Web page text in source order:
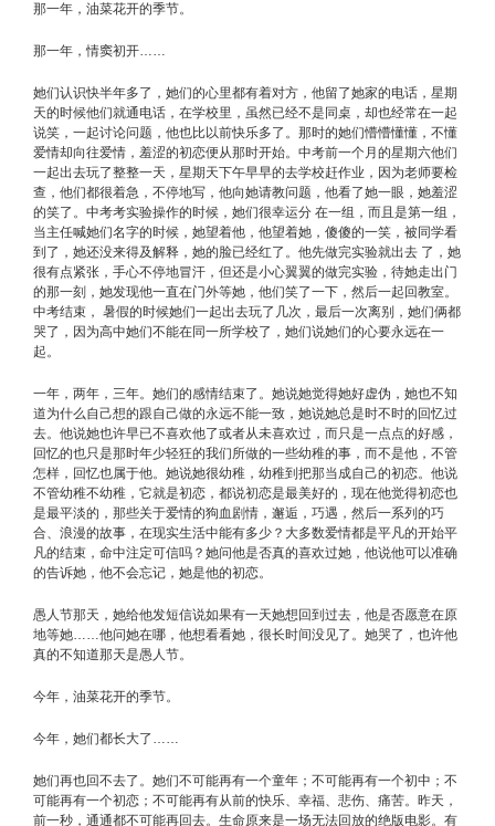
那一年，油菜花开的季节。
那一年，情窦初开……
她们认识快半年多了，她们的心里都有着对方，他留了她家的电话，星期
天的时候他们就通电话，在学校里，虽然已经不是同桌，却也经常在一起
说笑，一起讨论问题，他也比以前快乐多了。那时的她们懵懵懂懂，不懂
爱情却向往爱情，羞涩的初恋便从那时开始。中考前一个月的星期六他们
一起出去玩了整整一天，星期天下午早早的去学校赶作业，因为老师要检
查，他们都很着急，不停地写，他向她请教问题，他看了她一眼，她羞涩
的笑了。中考考实验操作的时候，她们很幸运分 在一组，而且是第一组，
当主任喊她们名字的时候，她望着他，他望着她，傻傻的一笑，被同学看
到了，她还没来得及解释，她的脸已经红了。他先做完实验就出去 了，她
很有点紧张，手心不停地冒汗，但还是小心翼翼的做完实验，待她走出门
的那一刻，她发现他一直在门外等她，他们笑了一下，然后一起回教室。
中考结束， 暑假的时候她们一起出去玩了几次，最后一次离别，她们俩都
哭了，因为高中她们不能在同一所学校了，她们说她们的心要永远在一
起。
一年，两年，三年。她们的感情结束了。她说她觉得她好虚伪，她也不知
道为什么自己想的跟自己做的永远不能一致，她说她总是时不时的回忆过
去。他说她也许早已不喜欢他了或者从未喜欢过，而只是一点点的好感，
回忆的也只是那时年少轻狂的我们所做的一些幼稚的事，而不是他，不管
怎样，回忆也属于他。她说她很幼稚，幼稚到把那当成自己的初恋。他说
不管幼稚不幼稚，它就是初恋，都说初恋是最美好的，现在他觉得初恋也
是最平淡的，那些关于爱情的狗血剧情，邂逅，巧遇，然后一系列的巧
合、浪漫的故事，在现实生活中能有多少？大多数爱情都是平凡的开始平
凡的结束，命中注定可信吗？她问他是否真的喜欢过她，他说他可以准确
的告诉她，他不会忘记，她是他的初恋。
愚人节那天，她给他发短信说如果有一天她想回到过去，他是否愿意在原
地等她……他问她在哪，他想看看她，很长时间没见了。她哭了，也许他
真的不知道那天是愚人节。
今年，油菜花开的季节。
今年，她们都长大了……
她们再也回不去了。她们不可能再有一个童年；不可能再有一个初中；不
可能再有一个初恋；不可能再有从前的快乐、幸福、悲伤、痛苦。昨天，
前一秒，通通都不可能再回去。生命原来是一场无法回放的绝版电影。有